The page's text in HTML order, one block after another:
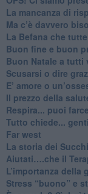
​La mancanza di
​Ma c’è davvero
​La Befana che
Buon fine e buon
​Buon Natale a tutti
​Scusarsi o dire
​E’ amore o
​Il prezzo della
​Respira... puoi
​Tutto chiede...
​Far west
​La storia dei
​Aiutati….che il
​L’importanza della
​Stress “buono” e